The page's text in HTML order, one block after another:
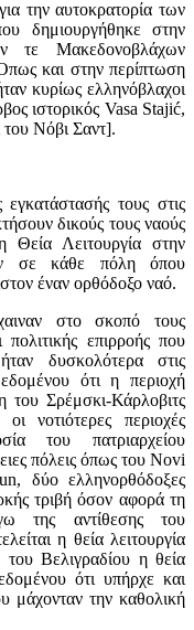
την αυτοκρατορία των
δημιουργήθηκε στην
τε Μακεδονοβλάχων
και στην περίπτωση
κυρίως ελληνόβλαχοι
ιστορικός Vasa Stajić,
Νόβι Σαντ].
τους στις
δικούς τους ναούς
Θεία Λειτουργία στην
σε κάθε πόλη όπου
έναν ορθόδοξο ναό.
στο σκοπό τους
επιρροής που
δυσκολότερα στις
ότι η περιοχή
του Σρέμσκι-Κάρλοβιτς
περιοχές
του πατριαρχείου
πόλεις όπως του Novi
δύο ελληνορθόδοξες
τριβή όσον αφορά τη
της αντίθεσης του
η θεία λειτουργία
Βελιγραδίου η θεία
ότι υπήρχε και
μάχονταν την καθολική